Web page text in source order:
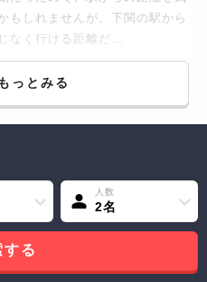
もしれませんが、下関の駅から
なく行ける距離だ…
っとみる
人数
2名
する